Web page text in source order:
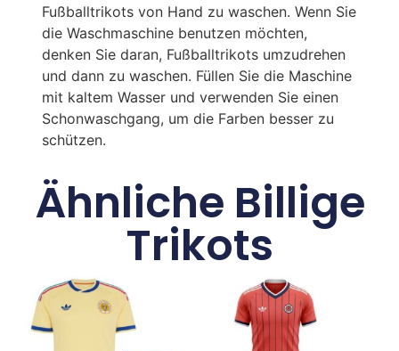
Fußballtrikots von Hand zu waschen. Wenn Sie
die Waschmaschine benutzen möchten,
denken Sie daran, Fußballtrikots umzudrehen
und dann zu waschen. Füllen Sie die Maschine
mit kaltem Wasser und verwenden Sie einen
Schonwaschgang, um die Farben besser zu
schützen.
Ähnliche Billige
Trikots